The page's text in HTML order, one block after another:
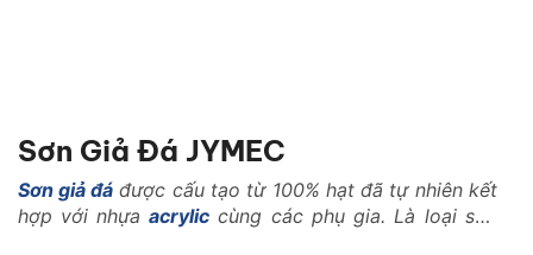
Sơn Giả Đá JYMEC
Sơn giả đá được cấu tạo từ 100% hạt đã tự nhiên kết
hợp với nhựa acrylic cùng các phụ gia. Là loại sơn